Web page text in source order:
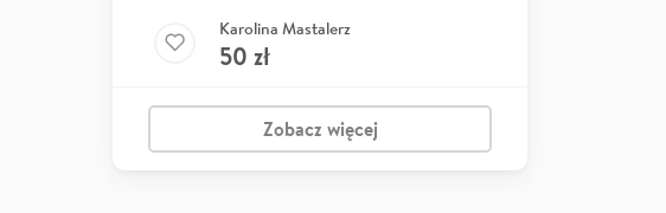
Karolina Mastalerz
50 zł
Zobacz więcej